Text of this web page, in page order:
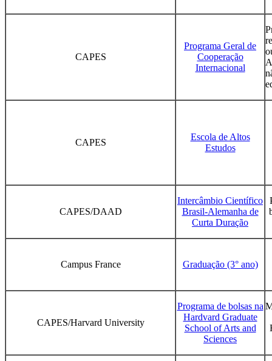
CAPES
Programa Geral de
Cooperação
Internacional
CAPES
Escola de Altos
Estudos
CAPES/DAAD
Intercâmbio Científico
Brasil-Alemanha de
Curta Duração
Campus France Graduação (3° ano)
CAPES/Harvard University
Programa de bolsas na
Hardvard Graduate
School of Arts and
Sciences